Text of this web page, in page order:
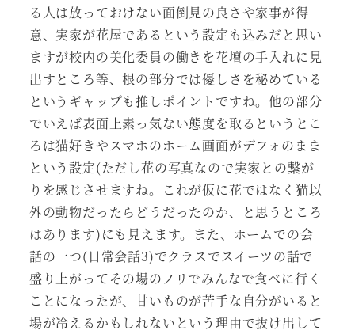
る人は放っておけない面倒見の良さや家事が得
意、実家が花屋であるという設定も込みだと思い
ますが校内の美化委員の働きを花壇の手入れに見
出すところ等、根の部分では優しさを秘めている
というギャップも推しポイントですね。他の部分
でいえば表面上素っ気ない態度を取るというとこ
ろは猫好きやスマホのホーム画面がデフォのまま
という設定(ただし花の写真なので実家との繋が
りを感じさせますね。これが仮に花ではなく猫以
外の動物だったらどうだったのか、と思うところ
はあります)にも見えます。また、ホームでの会
話の一つ(日常会話3)でクラスでスイーツの話で
盛り上がってその場のノリでみんなで食べに行く
ことになったが、甘いものが苦手な自分がいると
場が冷えるかもしれないという理由で抜け出して